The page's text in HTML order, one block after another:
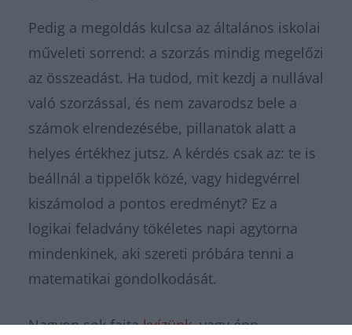
Pedig a megoldás kulcsa az általános iskolai
műveleti sorrend: a szorzás mindig megelőzi
az összeadást. Ha tudod, mit kezdj a nullával
való szorzással, és nem zavarodsz bele a
számok elrendezésébe, pillanatok alatt a
helyes értékhez jutsz. A kérdés csak az: te is
beállnál a tippelők közé, vagy hidegvérrel
kiszámolod a pontos eredményt? Ez a
logikai feladvány tökéletes napi agytorna
mindenkinek, aki szereti próbára tenni a
matematikai gondolkodását.
Nagyon sok fajtakvízünk, vagy épp